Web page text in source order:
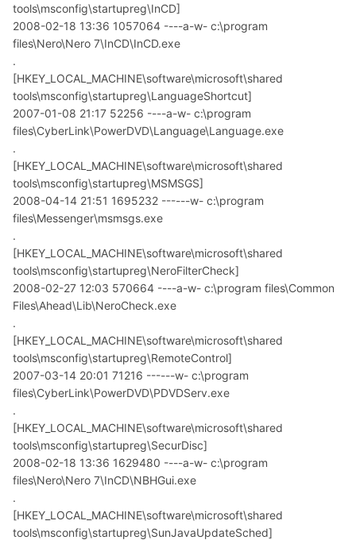
tools\msconfig\startupreg\InCD]
2008-02-18 13:36 1057064 ----a-w- c:\program
files\Nero\Nero 7\InCD\InCD.exe
.
[HKEY_LOCAL_MACHINE\software\microsoft\shared
tools\msconfig\startupreg\LanguageShortcut]
2007-01-08 21:17 52256 ----a-w- c:\program
files\CyberLink\PowerDVD\Language\Language.exe
.
[HKEY_LOCAL_MACHINE\software\microsoft\shared
tools\msconfig\startupreg\MSMSGS]
2008-04-14 21:51 1695232 ------w- c:\program
files\Messenger\msmsgs.exe
.
[HKEY_LOCAL_MACHINE\software\microsoft\shared
tools\msconfig\startupreg\NeroFilterCheck]
2008-02-27 12:03 570664 ----a-w- c:\program files\Common
Files\Ahead\Lib\NeroCheck.exe
.
[HKEY_LOCAL_MACHINE\software\microsoft\shared
tools\msconfig\startupreg\RemoteControl]
2007-03-14 20:01 71216 ------w- c:\program
files\CyberLink\PowerDVD\PDVDServ.exe
.
[HKEY_LOCAL_MACHINE\software\microsoft\shared
tools\msconfig\startupreg\SecurDisc]
2008-02-18 13:36 1629480 ----a-w- c:\program
files\Nero\Nero 7\InCD\NBHGui.exe
.
[HKEY_LOCAL_MACHINE\software\microsoft\shared
tools\msconfig\startupreg\SunJavaUpdateSched]